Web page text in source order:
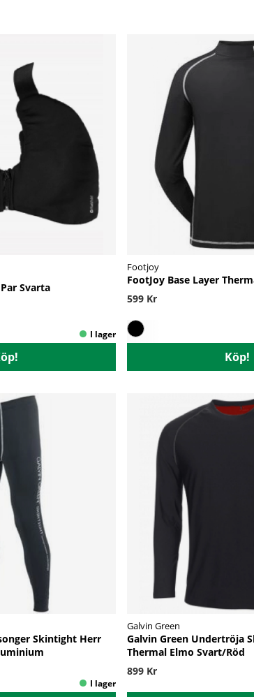
Svarta
Footjoy
FootJoy Base Layer
599 Kr
Köp!
Skintight Herr
Galvin Green
Galvin Green Undertröja
Thermal Elmo Svart/Röd
899 Kr